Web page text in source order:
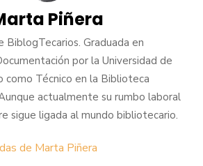
Piñera
BiblogTecarios. Graduada en
por la Universidad de
como Técnico en la Biblioteca
actualmente su rumbo laboral
sigue ligada al mundo bibliotecario.
de Marta Piñera